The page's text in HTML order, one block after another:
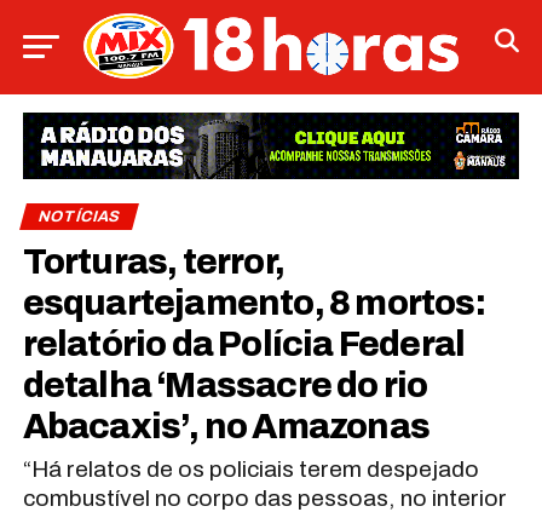
NOTÍCIAS
Torturas, terror,
esquartejamento, 8 mortos:
relatório da Polícia Federal
detalha ‘Massacre do rio
Abacaxis’, no Amazonas
“Há relatos de os policiais terem despejado
combustível no corpo das pessoas, no interior